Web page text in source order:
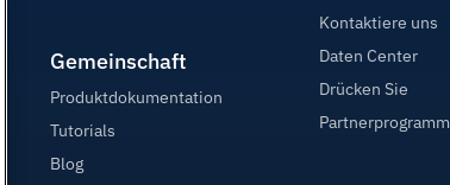
Gemeinschaft
Produktdokumentation
Tutorials
Blog
Kontaktiere uns
Daten Center
Drücken Sie
Partnerprogramm